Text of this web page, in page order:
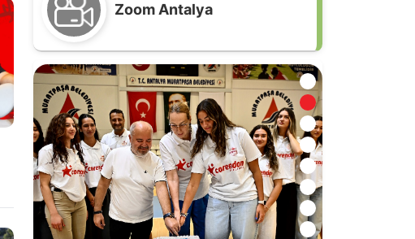
Zoom Antalya
Antalyaspor Stadı’nın yeni ismi ADO!